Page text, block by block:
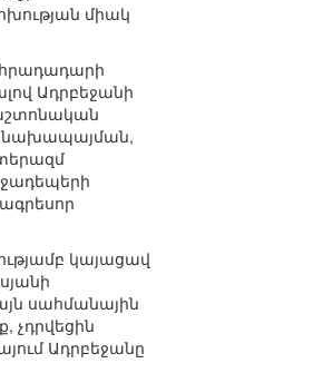
միակ
հրադադարի
Ադրբեջանի
նախապայման,
կայացավ
սահմանային
չդրվեցին
Ադրբեջանը